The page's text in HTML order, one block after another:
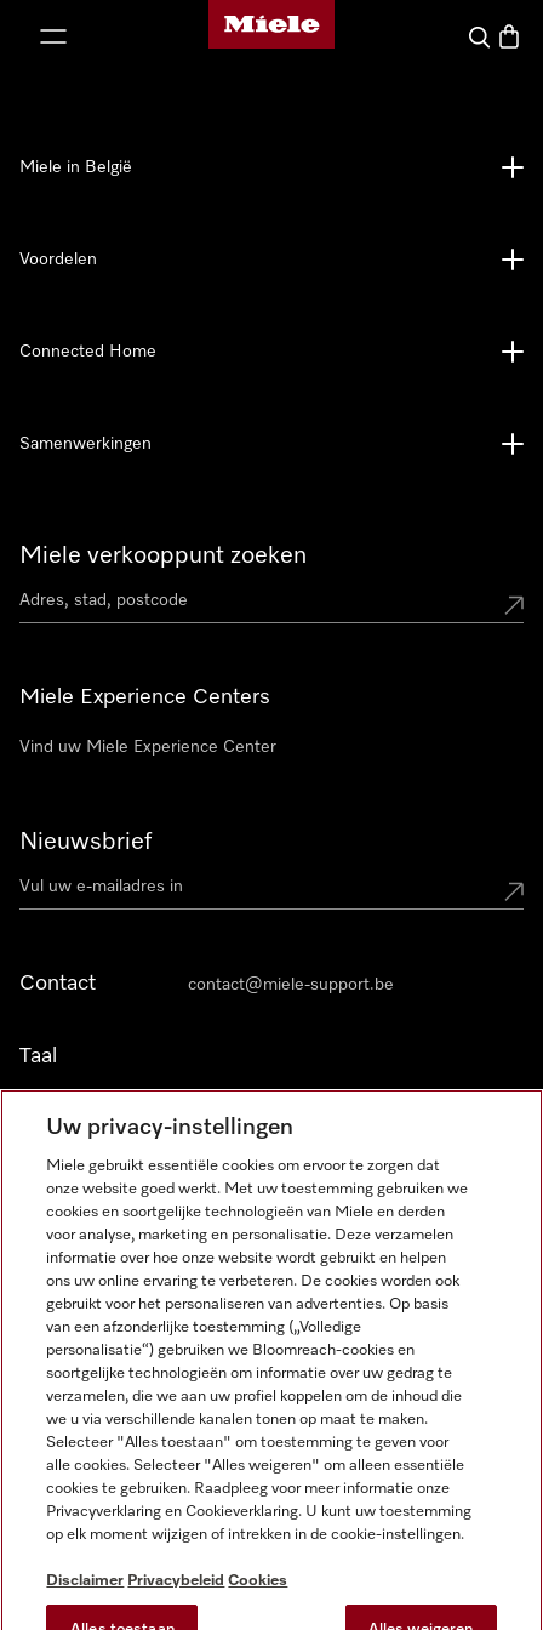
Miele homepage
Wat zoek
Miele verkooppunt zoeken
Miele Experience Centers
Vind uw Miele Experience Center
Nieuwsbrief
Contact contact@miele-support.be
Taal
NEDERLANDS
Miele in België
Voordelen
Connected Home
Samenwerkingen
Wettelijke Informatie
Algemene voorwaarden
Privacybeleid
Gebruiksvoorwaarden
Toegankelijkheidsverklaring
Digital Services Act
Miele op Facebook
Miele op Youtube
Miele op Instagram
Miele op Pinterest
Uw privacy-instellingen
Miele gebruikt essentiële cookies om ervoor te zorgen dat
onze website goed werkt. Met uw toestemming gebruiken we
cookies en soortgelijke technologieën van Miele en derden
voor analyse, marketing en personalisatie. Deze verzamelen
informatie over hoe onze website wordt gebruikt en helpen
ons uw online ervaring te verbeteren. De cookies worden ook
gebruikt voor het personaliseren van advertenties. Op basis
van een afzonderlijke toestemming („Volledige
personalisatie“) gebruiken we Bloomreach-cookies en
soortgelijke technologieën om informatie over uw gedrag te
verzamelen, die we aan uw profiel koppelen om de inhoud die
we u via verschillende kanalen tonen op maat te maken.
Selecteer "Alles toestaan" om toestemming te geven voor
alle cookies. Selecteer "Alles weigeren" om alleen essentiële
cookies te gebruiken. Raadpleeg voor meer informatie onze
Privacyverklaring en Cookieverklaring. U kunt uw toestemming
op elk moment wijzigen of intrekken in de cookie-instellingen.
Disclaimer Privacybeleid Cookies